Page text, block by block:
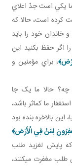
يکي است جدّ اعلاي
کرده است، حالا که
خاندان خود را بايد
را اگر حفظ بکنيد اين
، براي مؤمنين و
حالا ما يک جا
ما کم اثر باشد،
بالاخره بنده بود
لِمَنْ فِي الْأَرْض‏﴾
پايش لغزيد طلب
طلب مغفرت مي کنند،